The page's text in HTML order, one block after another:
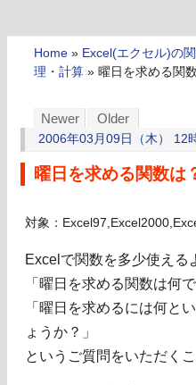
Home » Excel(エクセル)の
理・計算 » 曜日を求める関
Newer Older
2006年03月09日（木） 12
曜日を求める関数は
対象：
Excelで関数を多少使える
「曜日を求める関数は何で
「曜日を求めるには何と
ょうか？」
というご質問をいただく